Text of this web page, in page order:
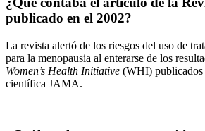
publicado en el 2002?
La revista alertó de los riesgos del uso de
para la menopausia al enterarse de los
Women’s Health Initiative (WHI) publicados
científica JAMA.